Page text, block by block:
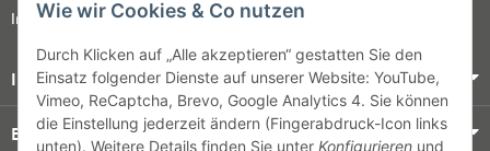
Wie wir Cookies & Co nutzen
Durch Klicken auf „Alle akzeptieren“ gestatten Sie den
Einsatz folgender Dienste auf unserer Website: YouTube,
Vimeo, ReCaptcha, Brevo, Google Analytics 4. Sie können
die Einstellung jederzeit ändern (Fingerabdruck-Icon links
unten). Weitere Details finden Sie unter Konfigurieren und
Impressum
Informationen
Bezahlung & Versand